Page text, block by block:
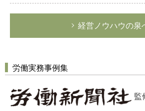
経営ノウハウの泉
労働実務事例集
監